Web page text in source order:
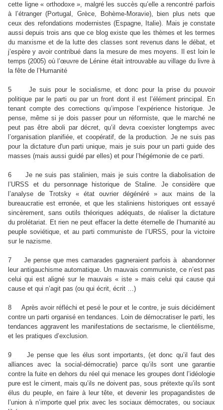
cette ligne « orthodoxe », malgré les succès qu’elle a rencontré parfois
à l’étranger (Portugal, Grèce, Bohème-Moravie), bien plus nets que
ceux des refondations modernistes (Espagne, Italie). Mais je constate
aussi depuis trois ans que ce blog existe que les thèmes et les termes
du marxisme et de la lutte des classes sont revenus dans le débat, et
j’espère y avoir contribué dans la mesure de mes moyens. Il est loin le
temps (2005) où l’œuvre de Lénine était introuvable au village du livre à
la fête de l’Humanité
5 Je suis pour le socialisme, et donc pour la prise du pouvoir
politique par le parti ou par un front dont il est l’élément principal. En
tenant compte des corrections qu’impose l’expérience historique. Je
pense, même si je dois passer pour un réformiste, que le marché ne
peut pas être aboli par décret, qu’il devra coexister longtemps avec
l’organisation planifiée, et coopératif, de la production. Je ne suis pas
pour la dictature d'un parti unique, mais je suis pour un parti guide des
masses (mais aussi guidé par elles) et pour l’hégémonie de ce parti.
6 Je ne suis pas stalinien, mais je suis contre la diabolisation de
l’URSS et du personnage historique de Staline. Je considère que
l’analyse de Trotsky « état ouvrier dégénéré » aux mains de la
bureaucratie est erronée, et que les staliniens historiques ont essayé
sincèrement, sans outils théoriques adéquats, de réaliser la dictature
du prolétariat. Et rien ne peut effacer la dette éternelle de l’humanité au
peuple soviétique, et au parti communiste de l’URSS, pour la victoire
sur le nazisme.
7 Je pense que mes camarades gagneraient parfois à abandonner
leur antigauchisme automatique. Un mauvais communiste, ce n’est pas
celui qui est aligné sur le mauvais « iste » mais celui qui cause qui
cause et qui n’agit pas (ou qui écrit, écrit …)
8 Après avoir réfléchi et pesé le pour et le contre, je suis décidément
contre un parti organisé en tendances. Loin de démocratiser le parti, les
tendances aggravent les manifestations de sectarisme, le clientélisme,
et les pratiques d’exclusion.
9 Je pense que les élus sont importants, (et donc qu’il faut des
alliances avec la social-démocratie) parce qu’ils sont une garantie
contre la fuite en dehors du réel qui menace les groupes dont l’idéologie
pure est le ciment, mais qu’ils ne doivent pas, sous prétexte qu’ils sont
élus du peuple, en faire à leur tête, et devenir les propagandistes de
l’union à n’importe quel prix avec les sociaux démocrates, ou sociaux